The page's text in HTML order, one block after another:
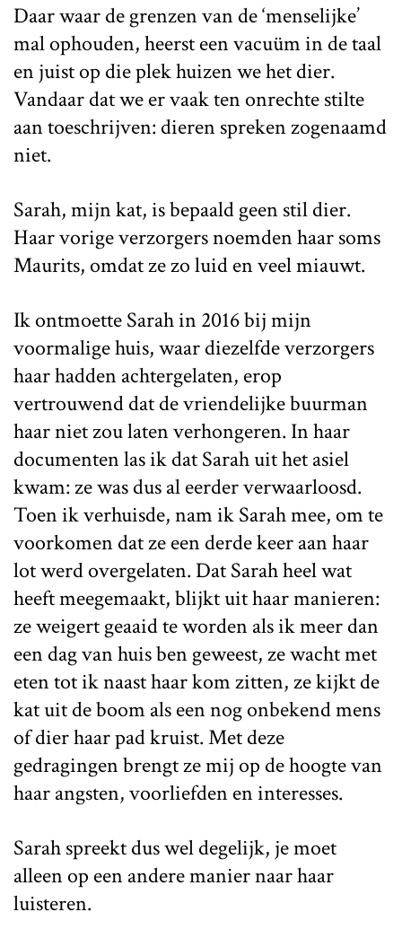
Daar waar de grenzen van de ‘menselijke’
mal ophouden, heerst een vacuüm in de taal
en juist op die plek huizen we het dier.
Vandaar dat we er vaak ten onrechte stilte
aan toeschrijven: dieren spreken zogenaamd
niet.
Sarah, mijn kat, is bepaald geen stil dier.
Haar vorige verzorgers noemden haar soms
Maurits, omdat ze zo luid en veel miauwt.
Ik ontmoette Sarah in 2016 bij mijn
voormalige huis, waar diezelfde verzorgers
haar hadden achtergelaten, erop
vertrouwend dat de vriendelijke buurman
haar niet zou laten verhongeren. In haar
documenten las ik dat Sarah uit het asiel
kwam: ze was dus al eerder verwaarloosd.
Toen ik verhuisde, nam ik Sarah mee, om te
voorkomen dat ze een derde keer aan haar
lot werd overgelaten. Dat Sarah heel wat
heeft meegemaakt, blijkt uit haar manieren:
ze weigert geaaid te worden als ik meer dan
een dag van huis ben geweest, ze wacht met
eten tot ik naast haar kom zitten, ze kijkt de
kat uit de boom als een nog onbekend mens
of dier haar pad kruist. Met deze
gedragingen brengt ze mij op de hoogte van
haar angsten, voorliefden en interesses.
Sarah spreekt dus wel degelijk, je moet
alleen op een andere manier naar haar
luisteren.